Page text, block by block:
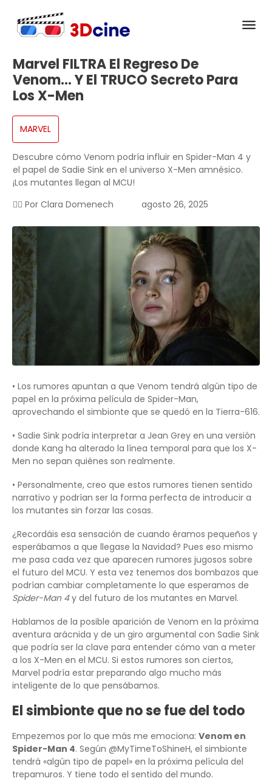
Marvel FILTRA El Regreso De
Venom… Y El TRUCO Secreto Para
Los X-Men
MARVEL
Descubre cómo Venom podría influir en Spider-Man 4 y
el papel de Sadie Sink en el universo X-Men amnésico.
¡Los mutantes llegan al MCU!
✍🏻 Por Clara Domenech agosto 26, 2025
• Los rumores apuntan a que Venom tendrá algún tipo de
papel en la próxima película de Spider-Man,
aprovechando el simbionte que se quedó en la Tierra-616.
• Sadie Sink podría interpretar a Jean Grey en una versión
donde Kang ha alterado la línea temporal para que los X-
Men no sepan quiénes son realmente.
• Personalmente, creo que estos rumores tienen sentido
narrativo y podrían ser la forma perfecta de introducir a
los mutantes sin forzar las cosas.
¿Recordáis esa sensación de cuando éramos pequeños y
esperábamos a que llegase la Navidad? Pues eso mismo
me pasa cada vez que aparecen rumores jugosos sobre
el futuro del MCU. Y esta vez tenemos dos bombazos que
podrían cambiar completamente lo que esperamos de
Spider-Man 4y del futuro de los mutantes en Marvel.
Hablamos de la posible aparición de Venom en la próxima
aventura arácnida y de un giro argumental con Sadie Sink
que podría ser la clave para entender cómo van a meter
a los X-Men en el MCU. Si estos rumores son ciertos,
Marvel podría estar preparando algo mucho más
inteligente de lo que pensábamos.
El simbionte que no se fue del todo
Empezemos por lo que más me emociona: Venom en
Spider-Man 4. Según @MyTimeToShineH, el simbionte
tendrá «algún tipo de papel» en la próxima película del
trepamuros. Y tiene todo el sentido del mundo.